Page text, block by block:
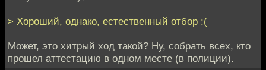
> Хороший, однако, естественный отбор :(
Может, это хитрый ход такой? Ну, собрать всех, кто
прошел аттестацию в одном месте (в полиции).